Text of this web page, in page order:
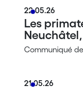
22.05.26
Les
Communiqué
21.05.26